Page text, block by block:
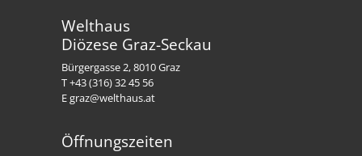
Welthaus
Diözese Graz-Seckau
Bürgergasse 2, 8010 Graz
T +43 (316) 32 45 56
E graz@welthaus.at
Öffnungszeiten